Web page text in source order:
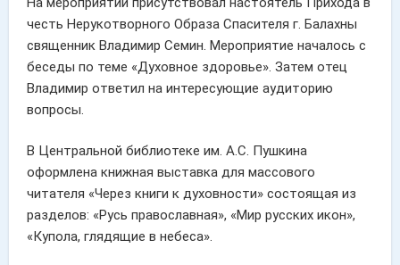
честь Нерукотворного Образа Спасителя г. Балахны
священник Владимир Семин. Мероприятие началось с
беседы по теме «Духовное здоровье». Затем отец
Владимир ответил на интересующие аудиторию
вопросы.
В Центральной библиотеке им. А.С. Пушкина
оформлена книжная выставка для массового
читателя «Через книги к духовности» состоящая из
разделов: «Русь православная», «Мир русских икон»,
«Купола, глядящие в небеса».